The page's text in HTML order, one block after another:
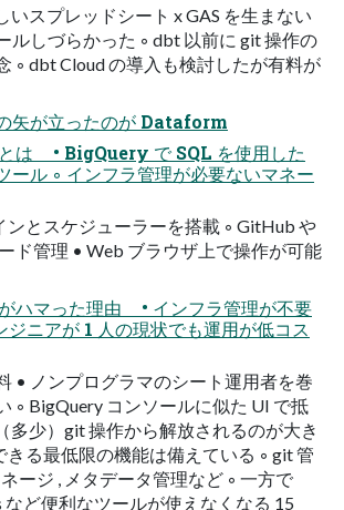
いスプレッドシート x GAS を生まない
ルしづらかった ◦ dbt 以前に git 操作の
◦ dbt Cloud の導入も検討したが有料が
矢が立ったのが Dataform
は • BigQuery で SQL を使用した
ール ◦ インフラ管理が必要ないマネー
ンとスケジューラーを搭載 ◦ GitHub や
ド管理 • Web ブラウザ上で操作が可能
ハマった理由 • インフラ管理が不要
ジニアが 1 人の現状でも運用が低コス
• ノンプログラマのシート運用者を巻
◦ BigQuery コンソールに似た UI で抵
多少）git 操作から解放されるのが大き
きる最低限の機能は備えている ◦ git 管
ージ , メタデータ管理など ◦ 一方で
など便利なツールが使えなくなる 15